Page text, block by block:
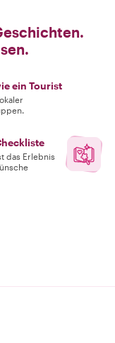
ein Tourist
das Erlebnis